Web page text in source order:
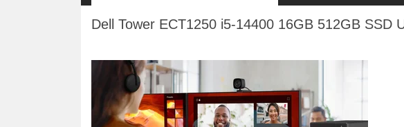
Dell Tower ECT1250 i5-14400 16GB 512GB SSD